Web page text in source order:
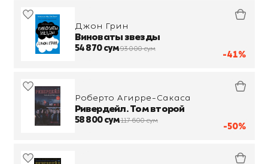
-41%
Джон Грин
Виноваты звезды
54 870 сум93 000 сум
-50%
Роберто Агирре-Сакаса
Ривердейл. Том второй
58 800 сум117 600 сум